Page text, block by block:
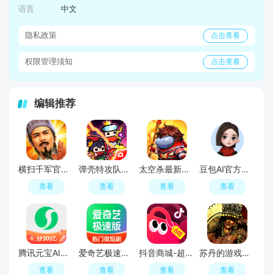
语言 中文
隐私政策 点击查看
权限管理须知 点击查看
编辑推荐
横扫千军官方正版最新版
查看
弹壳特攻队官服
查看
太空杀最新版本
查看
豆包AI官方最新版
查看
腾讯元宝AI软件
查看
爱奇艺极速版官方免费最新版
查看
抖音商城-超值好物省心购
查看
苏丹的游戏中文版(Sultans Game)
查看